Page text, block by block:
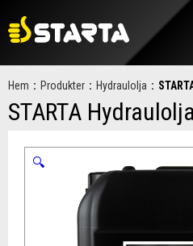
Hem : Produkter : Hydraulolja :
STARTA
🔍